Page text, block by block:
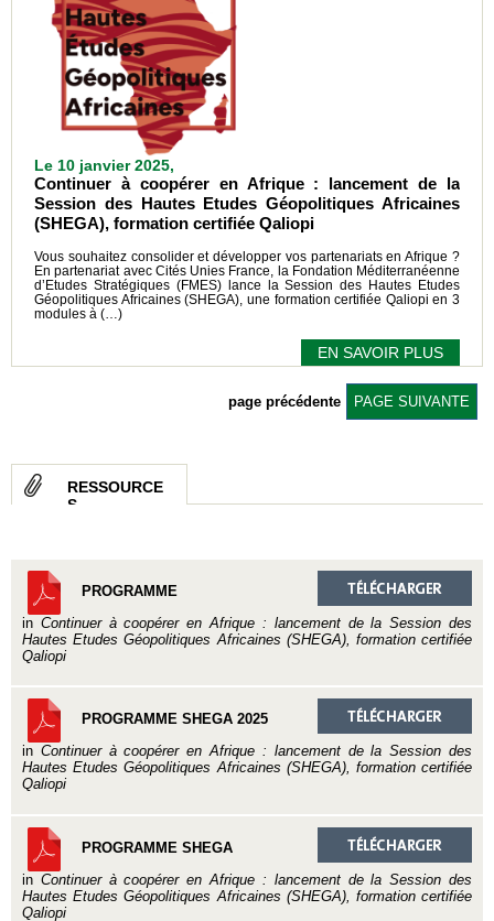
Le 10 janvier 2025,
Continuer à coopérer en Afrique : lancement de la
Session des Hautes Etudes Géopolitiques Africaines
(SHEGA), formation certifiée Qaliopi
Vous souhaitez consolider et développer vos partenariats en Afrique ?
En partenariat avec Cités Unies France, la Fondation Méditerranéenne
d’Etudes Stratégiques (FMES) lance la Session des Hautes Etudes
Géopolitiques Africaines (SHEGA), une formation certifiée Qaliopi en 3
modules à (…)
EN SAVOIR PLUS
page précédente PAGE SUIVANTE
RESSOURCE
S
PROGRAMME
in Continuer à coopérer en Afrique : lancement de la Session des
Hautes Etudes Géopolitiques Africaines (SHEGA), formation certifiée
Qaliopi
PROGRAMME SHEGA 2025
in Continuer à coopérer en Afrique : lancement de la Session des
Hautes Etudes Géopolitiques Africaines (SHEGA), formation certifiée
Qaliopi
PROGRAMME SHEGA
in Continuer à coopérer en Afrique : lancement de la Session des
Hautes Etudes Géopolitiques Africaines (SHEGA), formation certifiée
Qaliopi